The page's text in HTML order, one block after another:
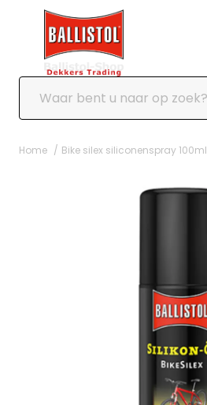
Home Bike silex siliconenspray 100ml